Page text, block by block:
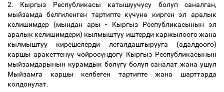
2. Кыргыз Республикасы катышуучусу болуп саналган,
мыйзамда белгиленген тартипте күчүнө кирген эл аралык
келишимдер (мындан ары - Кыргыз Республикасынын эл
аралык келишимдери) кылмыштуу иштерди каржылоого жана
кылмыштуу кирешелерди легалдаштырууга (адалдоого)
каршы аракеттенүү чөйрөсүндөгү Кыргыз Республикасынын
мыйзамдарынын курамдык бөлүгүболуп саналат жана ушул
Мыйзамга каршы келбеген тартипте жана шарттарда
колдонулат.